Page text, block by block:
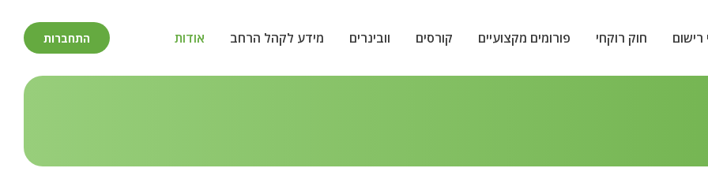
רישום חוק רוקחי פורומים מקצועיים קורסים וובינרים מידע לקהל הרחב אודות התחברות